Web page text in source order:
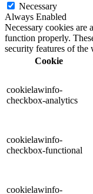
Necessary
Always Enabled
Necessary cookies are
function properly.
security features of the
Cookie
cookielawinfo-
checkbox-analytics
cookielawinfo-
checkbox-functional
cookielawinfo-